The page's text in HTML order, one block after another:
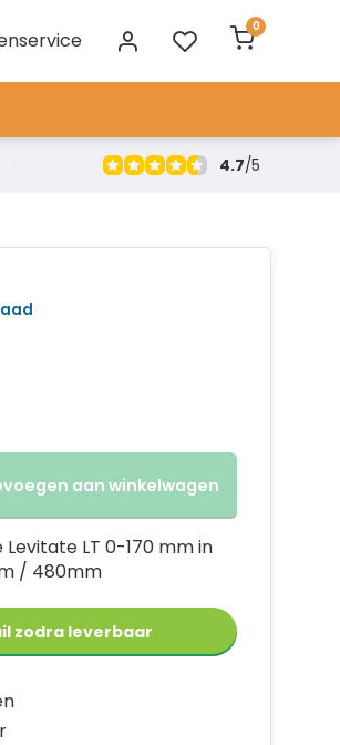
0
4.7/5
aan winkelwagen
LT 0-170 mm in
/ 480mm
zodra leverbaar